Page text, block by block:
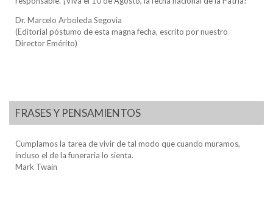
Dr. Marcelo Arboleda Segovia
(Editorial póstumo de esta magna fecha, escrito por nuestro
Director Emérito)
FRASES Y PENSAMIENTOS
Cumplamos la tarea de vivir de tal modo que cuando muramos,
incluso el de la funeraria lo sienta.
Mark Twain